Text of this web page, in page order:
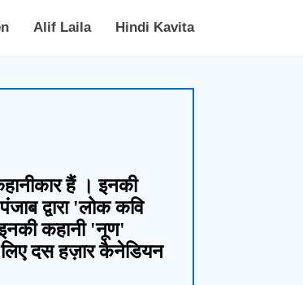
Alif Laila Hindi Kavita
हैं । इनकी
द्वारा 'लोक कवि
इनकी कहानी 'नूण'
दस हज़ार कैनेडियन